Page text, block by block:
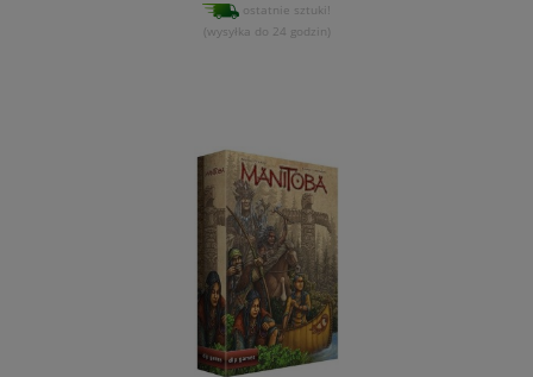
ostatnie sztuki!
(wysyłka do 24 godzin)